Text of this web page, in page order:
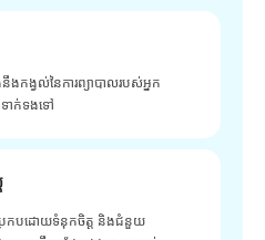
កង្វល់នៃការព្យាបាលរបស់អ្នក
ាក់ទងទៅ
ប្រកបដោយទំនុកចិត្ត និងជំនួយ